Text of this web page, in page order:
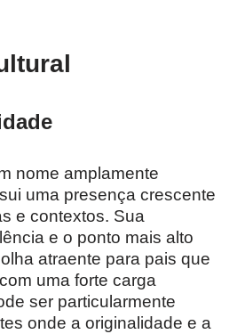
nome amplamente
uma presença crescente
e contextos. Sua
e o ponto mais alto
atraente para pais que
uma forte carga
ser particularmente
onde a originalidade e a